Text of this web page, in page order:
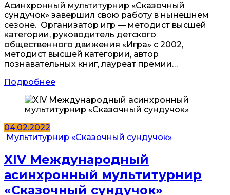
Асинхронный мультитурнир «Сказочный
сундучок» завершил свою работу в нынешнем
сезоне. Организатор игр — методист высшей
категории, руководитель детского
общественного движения «Игра» с 2002,
методист высшей категории, автор
познавательных книг, лауреат премии…
Подробнее
04.02.2022
Мультитурнир «Сказочный сундучок»
XIV Международный
асинхронный мультитурнир
«Сказочный сундучок»